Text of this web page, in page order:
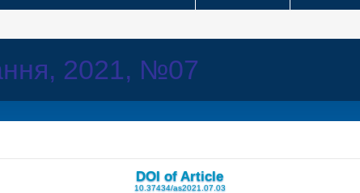
2021, №07
DOI of Article
10.37434/as2021.07.03